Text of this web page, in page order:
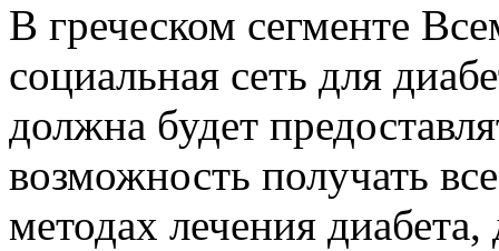
В греческом сегменте
социальная сеть для
должна будет
возможность получать
методах лечения